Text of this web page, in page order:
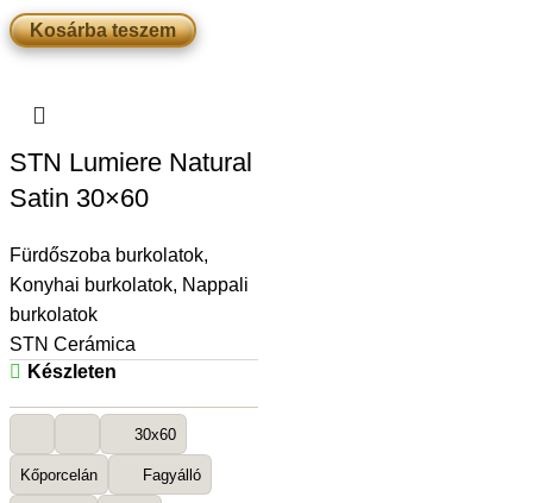
Kosárba teszem
STN Lumiere Natural
Satin 30×60
Fürdőszoba burkolatok,
Konyhai burkolatok, Nappali
burkolatok
STN Cerámica
Készleten
30x60
Kőporcelán Fagyálló